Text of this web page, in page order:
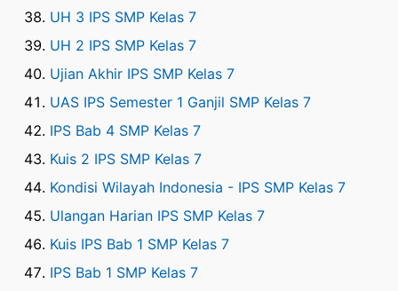
UH 3 IPS SMP Kelas 7
UH 2 IPS SMP Kelas 7
Ujian Akhir IPS SMP Kelas 7
UAS IPS Semester 1 Ganjil SMP Kelas 7
IPS Bab 4 SMP Kelas 7
Kuis 2 IPS SMP Kelas 7
Kondisi Wilayah Indonesia - IPS SMP Kelas 7
Ulangan Harian IPS SMP Kelas 7
Kuis IPS Bab 1 SMP Kelas 7
IPS Bab 1 SMP Kelas 7